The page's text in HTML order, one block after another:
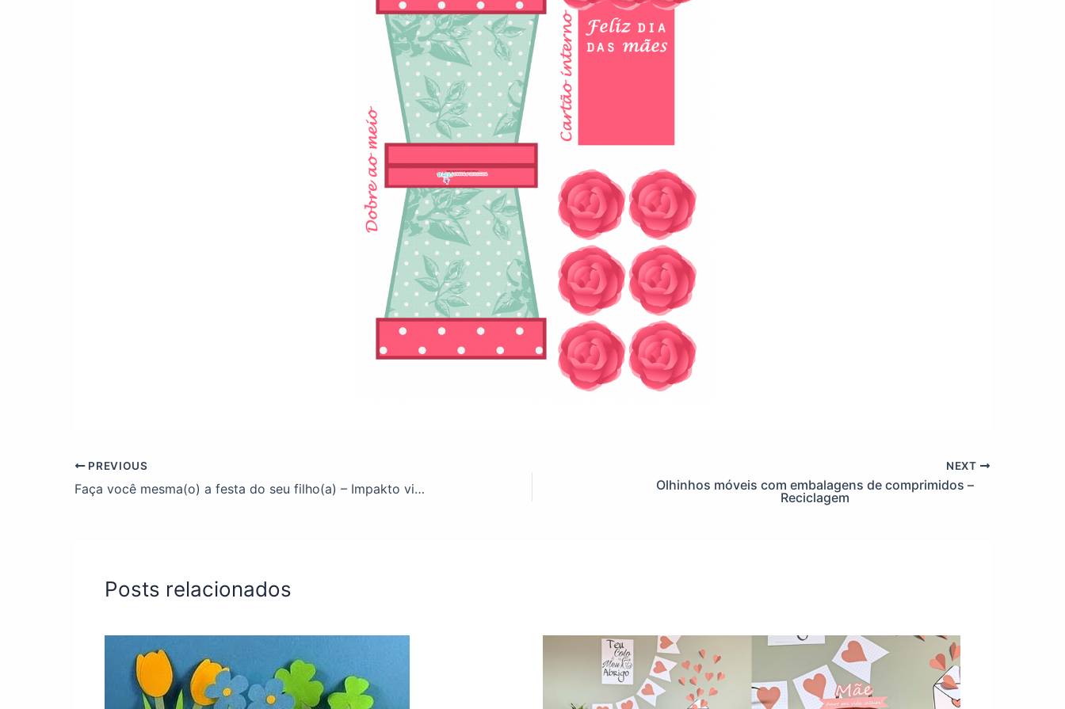
PREVIOUS
Faça você mesma(o) a festa do seu filho(a) – Impakto visual
NEXT
Olhinhos móveis com embalagens de comprimidos –
Reciclagem
Posts relacionados